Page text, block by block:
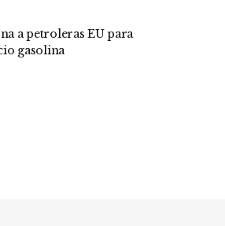
a petroleras EU para
gasolina